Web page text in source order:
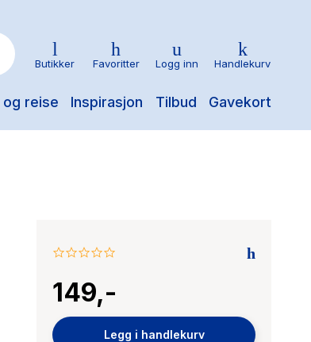
og reise Inspirasjon Tilbud Gavekort
Butikker Favoritter Logg inn Handlekurv
0.0
rating
149,-
Legg i handlekurv